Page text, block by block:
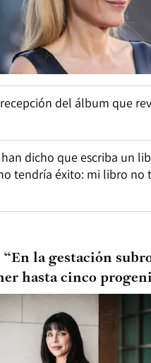
del álbum que
han dicho que escriba un
tendría éxito: mi libro no
la gestación
hasta cinco